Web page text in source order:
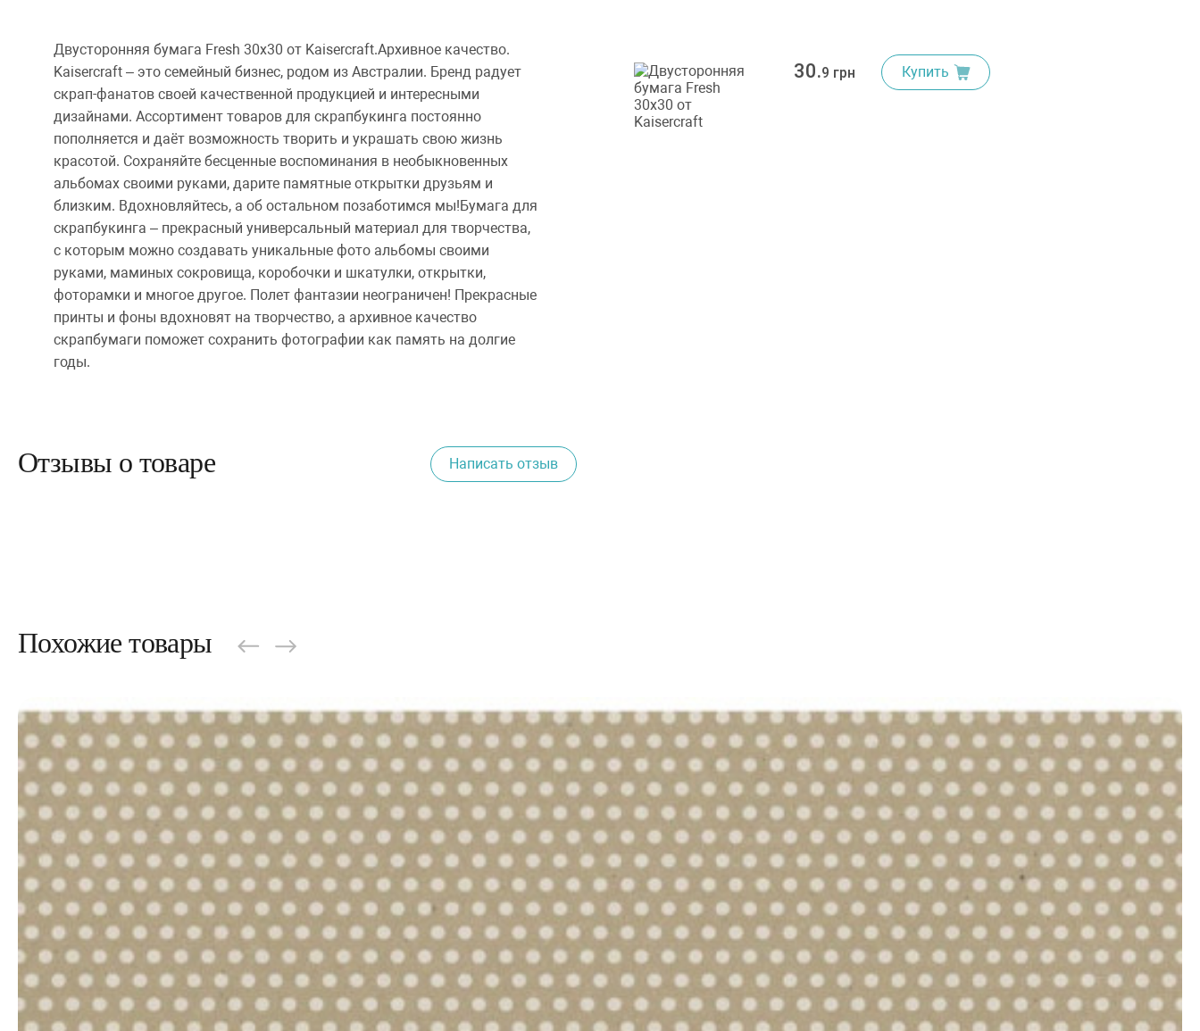
Двусторонняя бумага Fresh 30х30 от Kaisercraft.Архивное качество.
Kaisercraft – это семейный бизнес, родом из Австралии. Бренд радует
скрап-фанатов своей качественной продукцией и интересными
дизайнами. Ассортимент товаров для скрапбукинга постоянно
пополняется и даёт возможность творить и украшать свою жизнь
красотой. Сохраняйте бесценные воспоминания в необыкновенных
альбомах своими руками, дарите памятные открытки друзьям и
близким. Вдохновляйтесь, а об остальном позаботимся мы!Бумага для
скрапбукинга – прекрасный универсальный материал для творчества,
с которым можно создавать уникальные фото альбомы своими
руками, маминых сокровища, коробочки и шкатулки, открытки,
фоторамки и многое другое. Полет фантазии неограничен! Прекрасные
принты и фоны вдохновят на творчество, а архивное качество
скрапбумаги поможет сохранить фотографии как память на долгие
годы.
Отзывы о товаре Написать отзыв
30.9 грн Купить
Похожие товары